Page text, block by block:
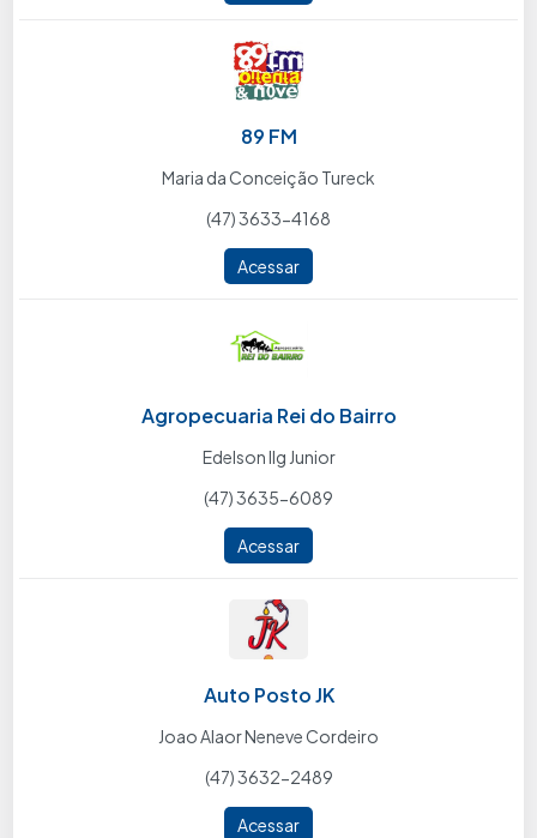
89 FM
Maria da Conceição Tureck
(47) 3633-4168
Acessar
Agropecuaria Rei do Bairro
Edelson Ilg Junior
(47) 3635-6089
Acessar
Auto Posto JK
Joao Alaor Neneve Cordeiro
(47) 3632-2489
Acessar